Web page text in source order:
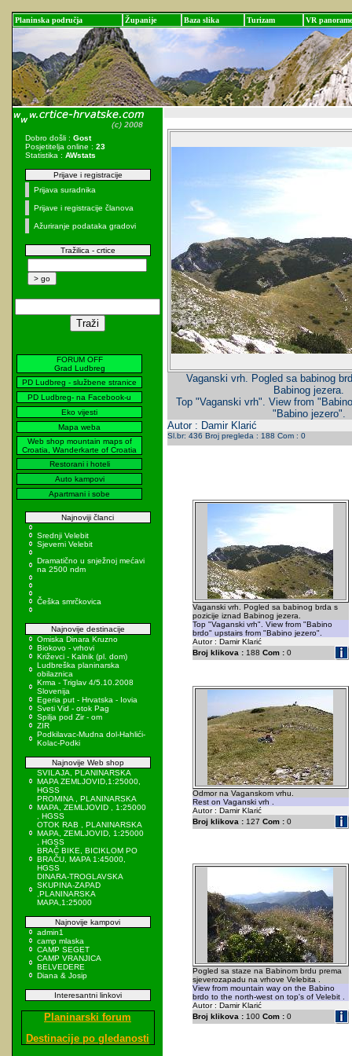
Planinska područja Županije Baza slika Turizam VR panorame
Dobro došli : Gost
Posjetitelja online : 23
Statistika : AWstats
Prijave i registracije
Prijava suradnika
Prijave i registracije članova
Ažuriranje podataka gradovi
Tražilica - crtice
FORUM OFF
Grad Ludbreg
PD Ludbreg - službene stranice
PD Ludbreg- na Facebook-u
Eko vijesti
Mapa weba
Web shop mountain maps of
Croatia, Wanderkarte of Croatia
Restorani i hoteli
Auto kampovi
Apartmani i sobe
Najnoviji članci
Srednji Velebit
Sjeverni Velebit
Dramatično u snježnoj mećavi
na 2500 ndm
Češka smrčkovica
Najnovije destinacije
Omiska Dinara Kruzno
Biokovo - vrhovi
Križevci - Kalnik (pl. dom)
Ludbreška planinarska
obilaznica
Krma - Triglav 4/5.10.2008
Slovenija
Egeria put - Hrvatska - Iovia
Sveti Vid - otok Pag
Spilja pod Zir - om
ZIR
Podkilavac-Mudna dol-Hahlići-
Kolac-Podki
Najnovije Web shop
SVILAJA, PLANINARSKA
MAPA ZEMLJOVID,1:25000,
HGSS
PROMINA , PLANINARSKA
MAPA, ZEMLJOVID , 1:25000
, HGSS
OTOK RAB , PLANINARSKA
MAPA, ZEMLJOVID, 1:25000
, HGSS
BRAČ BIKE, BICIKLOM PO
BRAČU, MAPA 1:45000,
HGSS
DINARA-TROGLAVSKA
SKUPINA-ZAPAD
,PLANINARSKA
MAPA,1:25000
Najnovije kampovi
admin1
camp mlaska
CAMP SEGET
CAMP VRANJICA
BELVEDERE
Diana & Josip
Interesantni linkovi
Planinarski forum
Destinacije po gledanosti
Vaganski vrh. Pogled sa babinog
Babinog jezera.
Top "Vaganski vrh". View from
"Babino jezero".
Autor : Damir Klarić
Sl.br: 436 Broj pregleda : 188 Com : 0
Vaganski vrh. Pogled sa babinog brda s
pozicije iznad Babinog jezera.
Top "Vaganski vrh". View from "Babino
brdo" upstairs from "Babino jezero".
Autor : Damir Klarić
Broj klikova :188 Com :0
Odmor na Vaganskom vrhu.
Rest on Vaganski vrh .
Autor : Damir Klarić
Broj klikova :127 Com :0
Pogled sa staze na Babinom brdu prema
sjeverozapadu na vrhove Velebita .
View from mountain way on the Babino
brdo to the north-west on top's of Velebit .
Autor : Damir Klarić
Broj klikova :100 Com :0